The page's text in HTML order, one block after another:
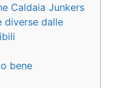
Caldaia Junkers
diverse dalle
bene